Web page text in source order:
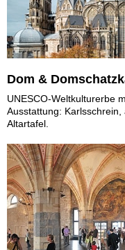
Dom &
UNESCO-Weltkulturerbe
Ausstattung:
Altartafel.